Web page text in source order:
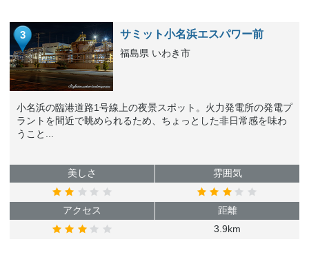
3 サミット小名浜エスパワー前
福島県 いわき市
小名浜の臨港道路1号線上の夜景スポット。火力発電所の発電プ
ラントを間近で眺められるため、ちょっとした非日常感を味わ
うこと...
美しさ 雰囲気
アクセス
距離
3.9km